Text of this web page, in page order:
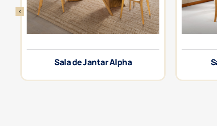
Sala de Jantar Alpha